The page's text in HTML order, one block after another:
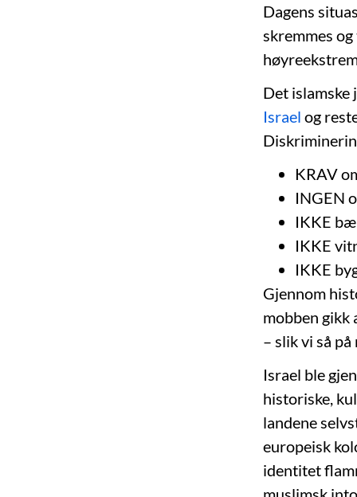
Dagens
skremmes
Det islamske
Israel og
KRAV
INGEN
IKKE
IKKE
IKKE
Gjennom
mobben gikk
– slik vi så
Israel ble
historiske,
landene
europeisk
identitet